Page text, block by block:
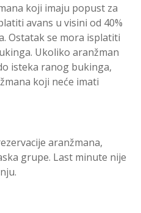
koji imaju popust za
avans u visini od 40%
Ostatak se mora isplatiti
Ukoliko aranžman
isteka ranog bukinga,
koji neće imati
aranžmana,
grupe. Last minute nije